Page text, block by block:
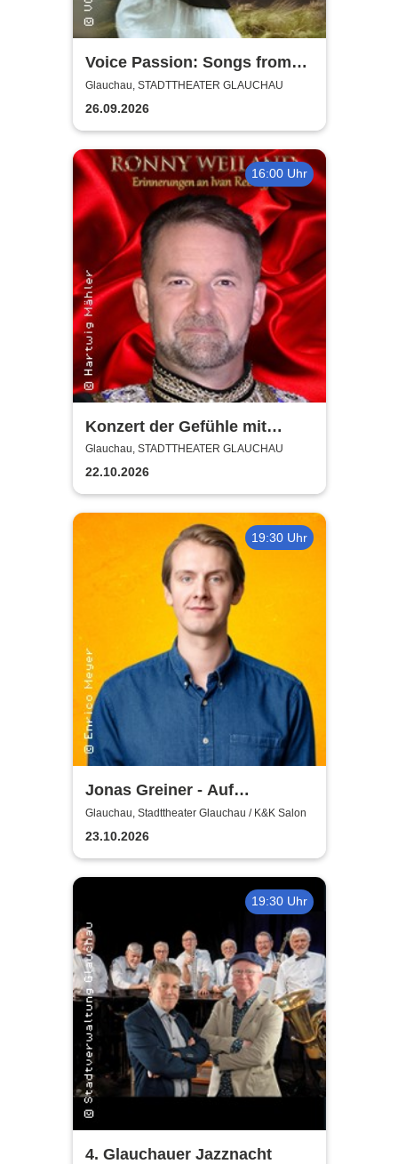
Voice Passion: Songs from
Outlander, Vikings & The Last
Kingdom
Glauchau, STADTTHEATER GLAUCHAU
26.09.2026
16:00 Uhr
Konzert der Gefühle mit
Ronny Weiland
Glauchau, STADTTHEATER GLAUCHAU
22.10.2026
19:30 Uhr
Jonas Greiner - Auf
Augenhöhe
Glauchau, Stadttheater Glauchau / K&K Salon
23.10.2026
19:30 Uhr
4. Glauchauer Jazznacht